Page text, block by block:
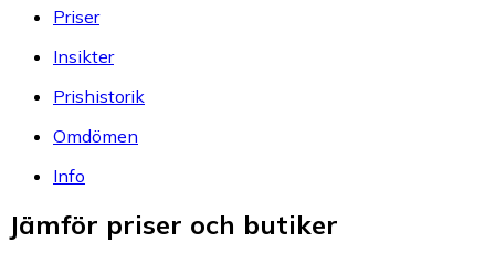
Priser
Insikter
Prishistorik
Omdömen
Info
Jämför priser och butiker